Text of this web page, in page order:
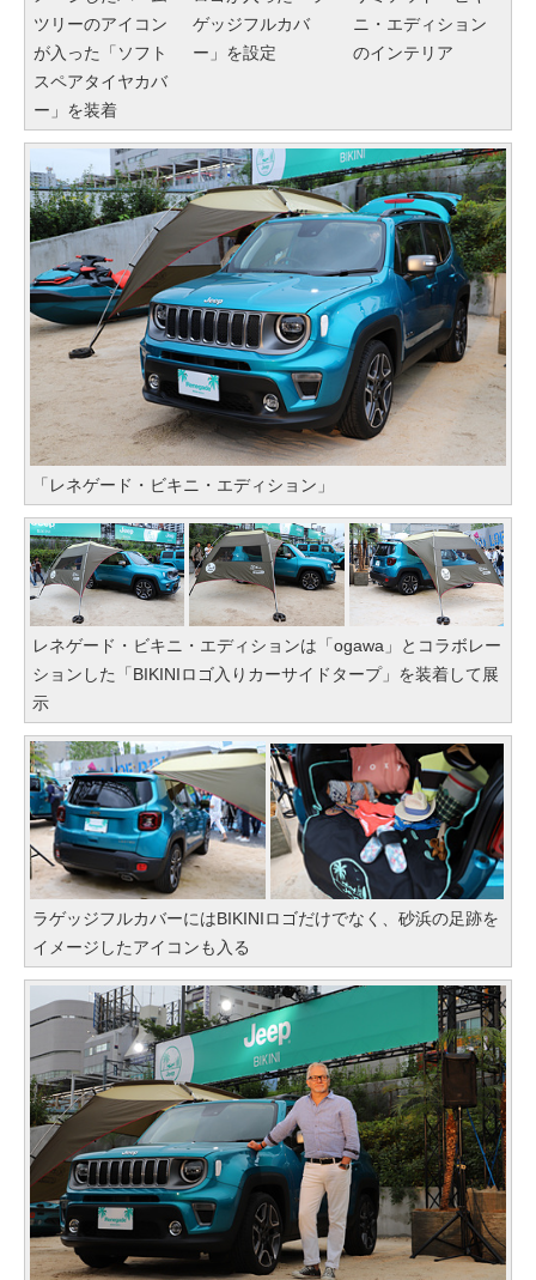
ツリーのアイコン
が入った「ソフト
スペアタイヤカバ
ー」を装着
ゲッジフルカバ
ー」を設定
ニ・エディション
のインテリア
「レネゲード・ビキニ・エディション」
レネゲード・ビキニ・エディションは「ogawa」とコラボレー
ションした「BIKINIロゴ入りカーサイドタープ」を装着して展
示
ラゲッジフルカバーにはBIKINIロゴだけでなく、砂浜の足跡を
イメージしたアイコンも入る